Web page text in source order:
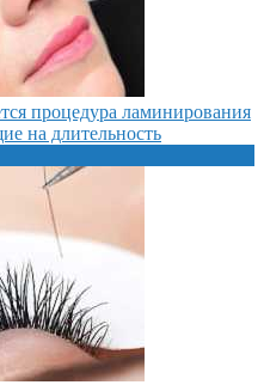
процедура ламинирования
на длительность